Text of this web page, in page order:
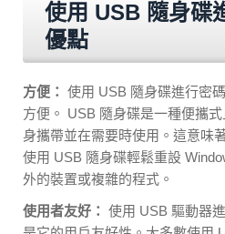
使用 USB 隨身碟
優點
方便： 使用 USB 隨身碟進行密
方便。 USB 隨身碟是一種便攜
身攜帶並在需要時使用。這意味
使用 USB 隨身碟輕鬆重設
外的裝置或複雜的程式。
使用者友好： 使用 USB 驅動器